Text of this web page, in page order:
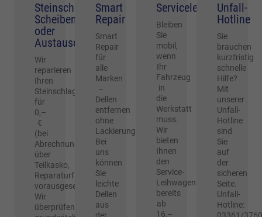
Steinschlag:
Scheibenreparatur
oder
Austausch
Wir
reparieren
Ihren
Steinschlag
für
0,–
€
(bei
Abrechnung
über
Teilkasko,
Reparaturfähigkeit
vorausgesetzt)!
Wir
überprüfen
Smart
Repair
Smart
Repair
für
alle
Marken
–
Dellen
entfernen
ohne
Lackierung:
Bei
uns
können
Sie
leichte
Dellen
aus
Serviceleihwagen
Bleiben
Sie
mobil,
wenn
Ihr
Fahrzeug
in
die
Werkstatt
muss.
Wir
bieten
Ihnen
den
Service-
Leihwagen
bereits
ab
16,–
Unfall-
Hotline
Sie
brauchen
kurzfristig
schnelle
Hilfe?
Mit
unserer
Unfall-
Hotline
sind
Sie
auf
der
sicheren
Seite.
Unfall-
Hotline: